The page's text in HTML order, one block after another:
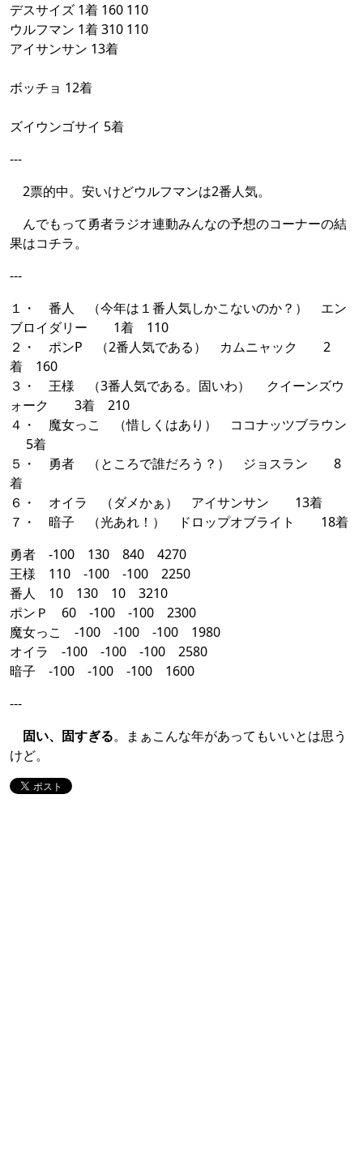
デスサイズ 1着 160 110
ウルフマン 1着 310 110
アイサンサン 13着
ボッチョ 12着
ズイウンゴサイ 5着
---
2票的中。安いけどウルフマンは2番人気。
んでもって勇者ラジオ連動みんなの予想のコーナーの結
果はコチラ。
---
１・ 番人 （今年は１番人気しかこないのか？） エン
ブロイダリー 1着 110
２・ ポンP （2番人気である） カムニャック 2
着 160
３・ 王様 （3番人気である。固いわ） クイーンズウ
ォーク 3着 210
４・ 魔女っこ （惜しくはあり） ココナッツブラウン
5着
５・ 勇者 （ところで誰だろう？） ジョスラン 8
着
６・ オイラ （ダメかぁ） アイサンサン 13着
７・ 暗子 （光あれ！） ドロップオブライト 18着
勇者 -100 130 840 4270
王様 110 -100 -100 2250
番人 10 130 10 3210
ポンＰ 60 -100 -100 2300
魔女っこ -100 -100 -100 1980
オイラ -100 -100 -100 2580
暗子 -100 -100 -100 1600
---
固い、固すぎる。まぁこんな年があってもいいとは思う
けど。